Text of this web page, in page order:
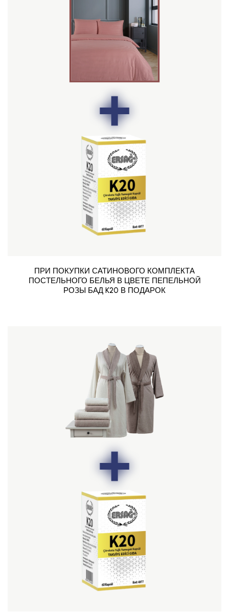
ПРИ ПОКУПКИ САТИНОВОГО КОМПЛЕКТА
ПОСТЕЛЬНОГО БЕЛЬЯ В ЦВЕТЕ ПЕПЕЛЬНОЙ
РОЗЫ БАД K20 В ПОДАРОК